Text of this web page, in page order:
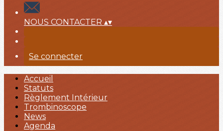
NOUS CONTACTER ▴▾
Se connecter
Accueil
Statuts
Règlement Intérieur
Trombinoscope
News
Agenda